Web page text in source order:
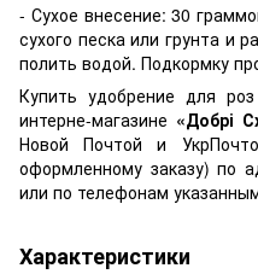
- Сухое внесение: 30
сухого песка или грунта и
полить водой. Подкормку
Купить удобрение для
интерне-магазине «Добрі
Новой Почтой и
оформленному заказу) по
или по телефонам
Характеристики